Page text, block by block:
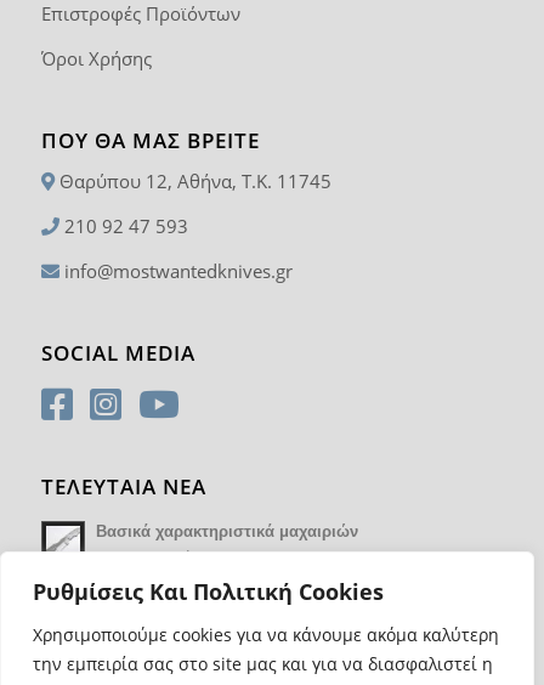
Ρυθμίσεις Και Πολιτική Cookies
Χρησιμοποιούμε cookies για να κάνουμε ακόμα καλύτερη
την εμπειρία σας στο site μας και για να διασφαλιστεί η
Επιστροφές Προϊόντων
Όροι Χρήσης
ΠΟΥ ΘΑ ΜΑΣ ΒΡΕΊΤΕ
Θαρύπου 12, Αθήνα, T.K. 11745
210 92 47 593
info@mostwantedknives.gr
SOCIAL MEDIA
ΤΕΛΕΥΤΑΙΑ ΝΕΑ
Βασικά χαρακτηριστικά μαχαιριών
14 Φεβρουαρίου 2018 - 17:21